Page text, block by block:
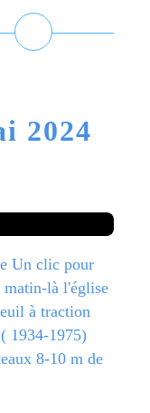
2024
Un clic pour
matin-là l'église
à traction
1934-1975)
8-10 m de